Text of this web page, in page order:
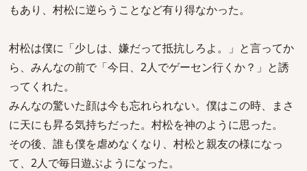
もあり、村松に逆らうことなど有り得なかった。
村松は僕に「少しは、嫌だって抵抗しろよ。」と言ってか
ら、みんなの前で「今日、2人でゲーセン行くか？」と誘
ってくれた。
みんなの驚いた顔は今も忘れられない。僕はこの時、まさ
に天にも昇る気持ちだった。村松を神のように思った。
その後、誰も僕を虐めなくなり、村松と親友の様になっ
て、2人で毎日遊ぶようになった。